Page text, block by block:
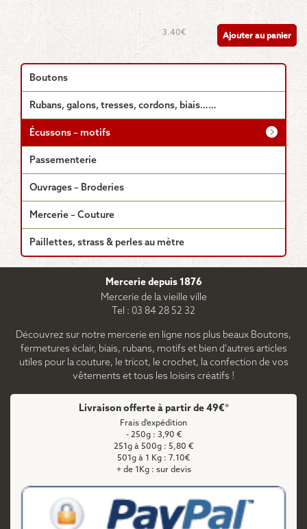
3.40€ Ajouter au panier
Boutons
Rubans, galons, tresses, cordons, biais……
Écussons – motifs
Passementerie
Ouvrages – Broderies
Mercerie – Couture
Paillettes, strass & perles au mètre
Mercerie depuis 1876
Mercerie de la vieille ville
Tel : 03 84 28 52 32
Découvrez sur notre mercerie en ligne nos plus beaux Boutons,
fermetures éclair, biais, rubans, motifs et bien d'autres articles
utiles pour la couture, le tricot, le crochet, la confection de vos
vêtements et tous les loisirs créatifs !
Livraison offerte à partir de 49€*
Frais d'expédition
- 250g : 3,90 €
251g à 500g : 5,80 €
501g à 1 Kg : 7.10€
+ de 1Kg : sur devis